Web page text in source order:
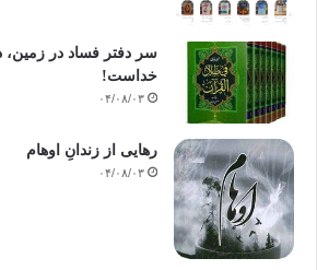
سر دفتر فساد در زمین‌،
خداست‌!
۰۴/۰۸/۰۳
رهایی از زندانِ اوهام
۰۴/۰۸/۰۳